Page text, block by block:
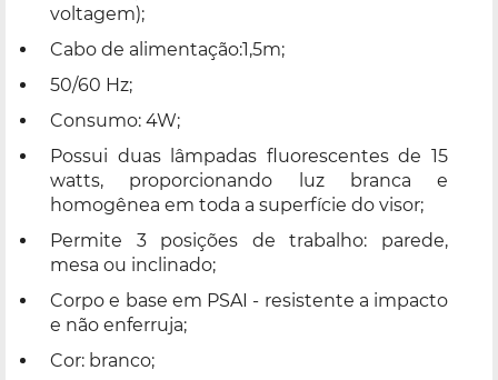
voltagem);
Cabo de alimentação:1,5m;
50/60 Hz;
Consumo: 4W;
Possui duas lâmpadas fluorescentes de 15
watts, proporcionando luz branca e
homogênea em toda a superfície do visor;
Permite 3 posições de trabalho: parede,
mesa ou inclinado;
Corpo e base em PSAI - resistente a impacto
e não enferruja;
Cor: branco;